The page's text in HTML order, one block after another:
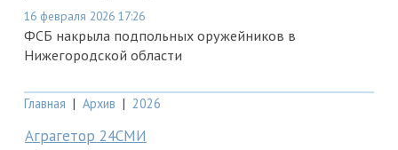
16 февраля 2026 17:26
ФСБ накрыла подпольных оружейников в
Нижегородской области
Главная | Архив | 2026
Аграгетор 24СМИ